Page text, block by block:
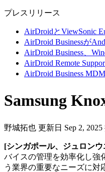
プレスリリース
AirDroidとViewSonic
AirDroid Businessが
AirDroid Business、
AirDroid Remote
AirDroid Business
Samsung
野城拓也 更新日 Sep 2, 2025
[シンガポール、ジュロン
バイスの管理を効率化し強
う業界の重要なニーズに対